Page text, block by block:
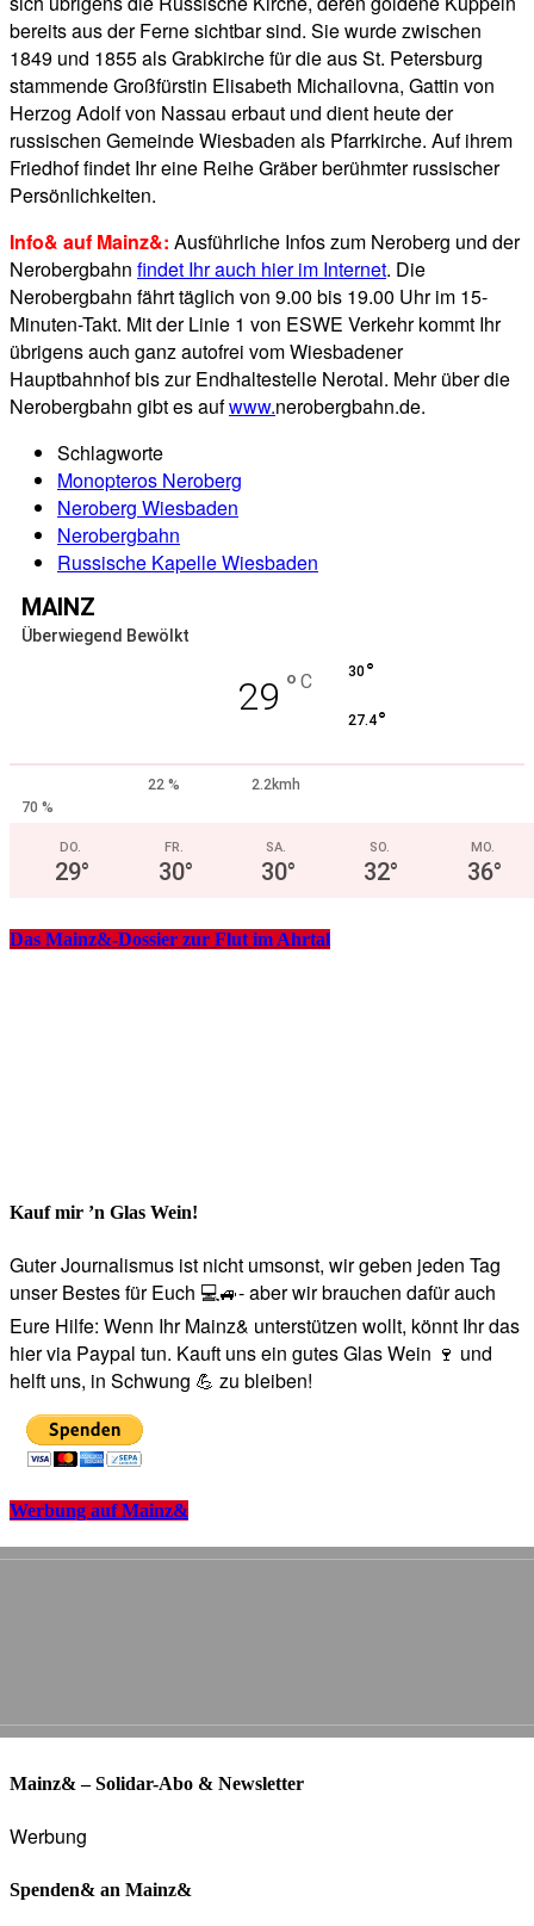
bereits aus der Ferne sichtbar sind. Sie wurde zwischen
1849 und 1855 als Grabkirche für die aus St. Petersburg
stammende Großfürstin Elisabeth Michailovna, Gattin von
Herzog Adolf von Nassau erbaut und dient heute der
russischen Gemeinde Wiesbaden als Pfarrkirche. Auf ihrem
Friedhof findet Ihr eine Reihe Gräber berühmter russischer
Persönlichkeiten.
Info& auf Mainz&: Ausführliche Infos zum Neroberg und der
Nerobergbahn findet Ihr auch hier im Internet. Die
Nerobergbahn fährt täglich von 9.00 bis 19.00 Uhr im 15-
Minuten-Takt. Mit der Linie 1 von ESWE Verkehr kommt Ihr
übrigens auch ganz autofrei vom Wiesbadener
Hauptbahnhof bis zur Endhaltestelle Nerotal. Mehr über die
Nerobergbahn gibt es aufwww.nerobergbahn.de.
Schlagworte
Monopteros Neroberg
Neroberg Wiesbaden
Nerobergbahn
Russische Kapelle Wiesbaden
MAINZ
Überwiegend Bewölkt
29 ° C 30°
27.4°
22 %
2.2kmh
70 %
DO.
29°
FR.
30°
SA.
30°
SO.
32°
MO.
36°
Das Mainz&-Dossier zur Flut im Ahrtal
Kauf mir ’n Glas Wein!
Guter Journalismus ist nicht umsonst, wir geben jeden Tag
unser Bestes für Euch 💻🚙- aber wir brauchen dafür auch
Eure Hilfe: Wenn Ihr Mainz& unterstützen wollt, könnt Ihr das
hier via Paypal tun. Kauft uns ein gutes Glas Wein 🍷 und
helft uns, in Schwung 💪 zu bleiben!
Werbung auf Mainz&
Mainz& – Solidar-Abo & Newsletter
Werbung
Spenden& an Mainz&